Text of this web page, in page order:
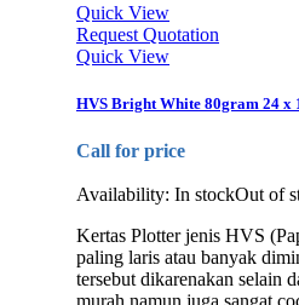
Quick View
Request Quotation
Quick View
HVS Bright White 80gram 24 x
Call for price
Availability: In stockOut of
Kertas Plotter jenis HVS
paling laris atau banyak
tersebut dikarenakan selain